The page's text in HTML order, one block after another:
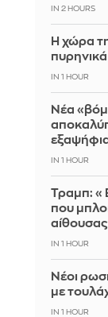
IN 2 HOURS
Η χώρα
IN 1 HOUR
Νέα
IN 1 HOUR
Τραμπ:
που
IN 1 HOUR
Νέοι
με
IN 1 HOUR